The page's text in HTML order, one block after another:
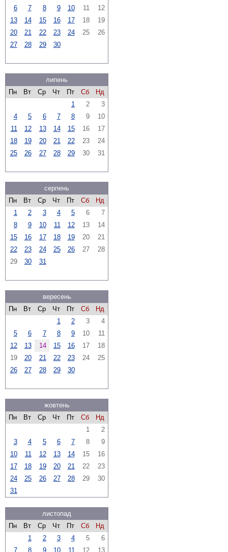
6
7 8 9 10 11
12
13
14 15 16 17 18
19
20
21 22 23 24 25
26
27
28 29 30
липень
Пн
Вт Ср Чт Пт Сб
Нд
1
2
3
4
5 6 7 8 9
10
11
12 13 14 15 16
17
18
19 20 21 22 23
24
25
26 27 28 29 30 31
серпень
Пн
Вт Ср Чт Пт Сб
Нд
1
2 3 4 5 6
7
8
9 10 11 12 13
14
15
16 17 18 19 20
21
22
23 24 25 26 27
28
29
30 31
вересень
Пн
Вт Ср Чт Пт Сб
Нд
1
2 3
4
5
6 7 8 9 10
11
12
13 14 15 16 17
18
19
20 21 22 23 24
25
26
27 28 29 30
жовтень
Пн
Вт Ср Чт Пт Сб
Нд
1
2
3
4 5 6 7 8
9
10
11 12 13 14 15
16
17
18 19 20 21 22
23
24
25 26 27 28 29
30
31
листопад
Пн
Вт Ср Чт Пт Сб
Нд
1
2 3 4 5
6
7
8 9 10 11 12 13